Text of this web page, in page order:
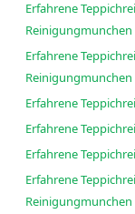
Erfahrene
Reinigungmunchen
Erfahrene
Reinigungmunchen
Erfahrene
Reinigungmunchen